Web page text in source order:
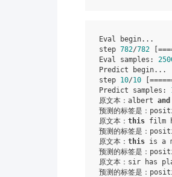
Eval begin...
step 782/782
Eval samples:
Predict begin...
step 10/10
Predict samples:
原文本：albert and
预测的标签是：
原文本： this film
预测的标签是：
原文本： this is a
预测的标签是：
原文本：sir has
预测的标签是：